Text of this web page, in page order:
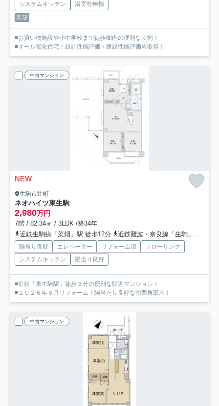
システムキッチン
浴室乾燥機
新築
■お買い物施設や小中学校まで徒歩圏内の便利な立地！
■オール電化住宅！設計性能評価＋建設性能評価Ｗ取得！
中古マンション
NEW
生駒市辻町
ネオハイツ東生駒
2,980万円
7階 / 82.34㎡ / 3LDK /築34年
近鉄生駒線「菜畑」駅 徒歩12分
近鉄難波・奈良線「生駒」駅 徒歩17分
陽当り良好 エレベーター リフォーム済
フローリング
システムキッチン
陽当り良好
■近鉄「東生駒駅」徒歩３分の便利な駅近マンション！
■２０２６年６月リフォーム！陽当たり良好な南西角部屋！
中古マンション